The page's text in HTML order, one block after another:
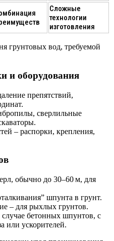
Сложные
технологии
изготовления
грунтовых вод, требуемой
и оборудования
препятствий,
сверлильные
– распорки, крепления,
обычно до 30–60 м, для
шпунта в грунт.
– для рыхлых грунтов.
случае бетонных шпунтов, с
или ускорителей.